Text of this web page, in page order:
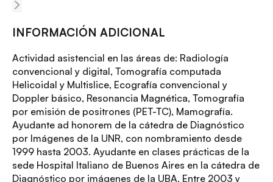
INFORMACIÓN ADICIONAL
Actividad asistencial en las áreas de: Radiología
convencional y digital, Tomografía computada
Helicoidal y Multislice, Ecografía convencional y
Doppler básico, Resonancia Magnética, Tomografía
por emisión de positrones (PET-TC), Mamografía.
Ayudante ad honorem de la cátedra de Diagnóstico
por Imágenes de la UNR, con nombramiento desde
1999 hasta 2003. Ayudante en clases prácticas de la
sede Hospital Italiano de Buenos Aires en la cátedra de
Diagnóstico por imágenes de la UBA. Entre 2003 y